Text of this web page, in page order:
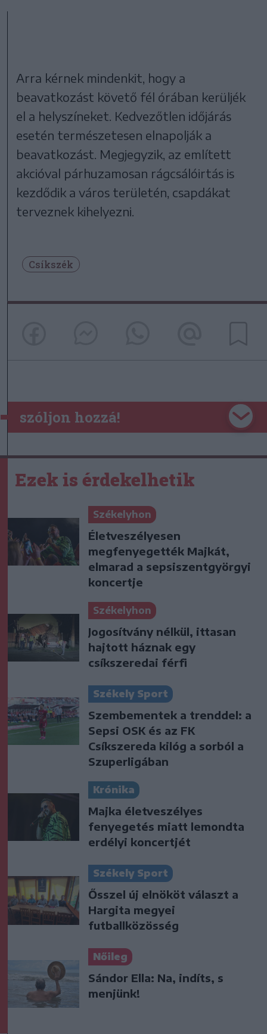
Arra kérnek mindenkit, hogy a
beavatkozást követő fél órában kerüljék
el a helyszíneket. Kedvezőtlen időjárás
esetén természetesen elnapolják a
beavatkozást. Megjegyzik, az említett
akcióval párhuzamosan rágcsálóirtás is
kezdődik a város területén, csapdákat
terveznek kihelyezni.
Csíkszék
szóljon hozzá!
Ezek is érdekelhetik
Székelyhon
Életveszélyesen
megfenyegették Majkát,
elmarad a sepsiszentgyörgyi
koncertje
Székelyhon
Jogosítvány nélkül, ittasan
hajtott háznak egy
csíkszeredai férfi
Székely Sport
Szembementek a trenddel: a
Sepsi OSK és az FK
Csíkszereda kilóg a sorból a
Szuperligában
Krónika
Majka életveszélyes
fenyegetés miatt lemondta
erdélyi koncertjét
Székely Sport
Ősszel új elnököt választ a
Hargita megyei
futballközösség
Nőileg
Sándor Ella: Na, indíts, s
menjünk!